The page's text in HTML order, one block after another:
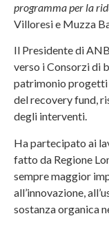
programmaper la
Villoresi e Muzza
Il Presidente di
verso i Consorzi di
patrimonio progetti
del recovery fund,
degli interventi.
Ha partecipato ai
fatto da Regione
sempre maggior
all’innovazione,
sostanza organica